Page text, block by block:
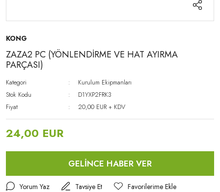
KONG
ZAZA2 PC (YÖNLENDİRME VE HAT AYIRMA
PARÇASI)
Kategori
Kurulum Ekipmanları
Stok Kodu
D1YXP2FRK3
Fiyat
20,00 EUR + KDV
24,00 EUR
GELİNCE HABER VER
Yorum Yaz Tavsiye Et